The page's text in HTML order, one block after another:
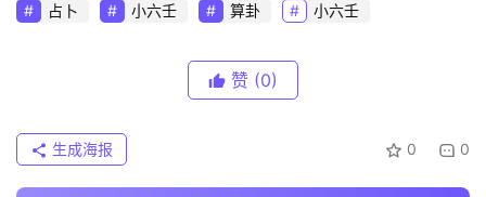
占卜 小六壬 算卦 小六壬
赞 (0)
0 0
生成海报